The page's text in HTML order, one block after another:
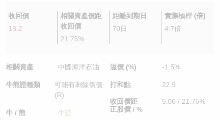
收回價
18.2
相關資產價距
收回價
21.75%
距離到期日
70日
實際槓桿 (倍)
4.7倍
相關資產 中國海洋石油
牛熊證種類
可能有剩餘價值
(R)
牛 / 熊 牛證
溢價 (%) -1.5%
打和點 22.9
收回價距
正股價 / %
5.06 / 21.75%
牛熊證文件及公告